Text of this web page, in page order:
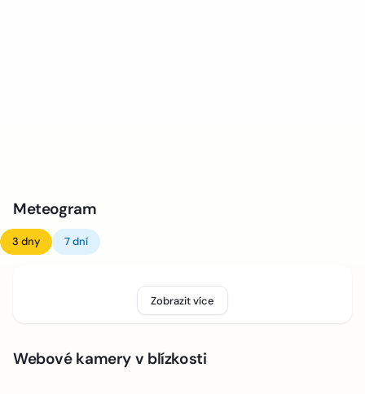
Meteogram
3 dny 7 dní
Zobrazit více
Webové kamery v blízkosti